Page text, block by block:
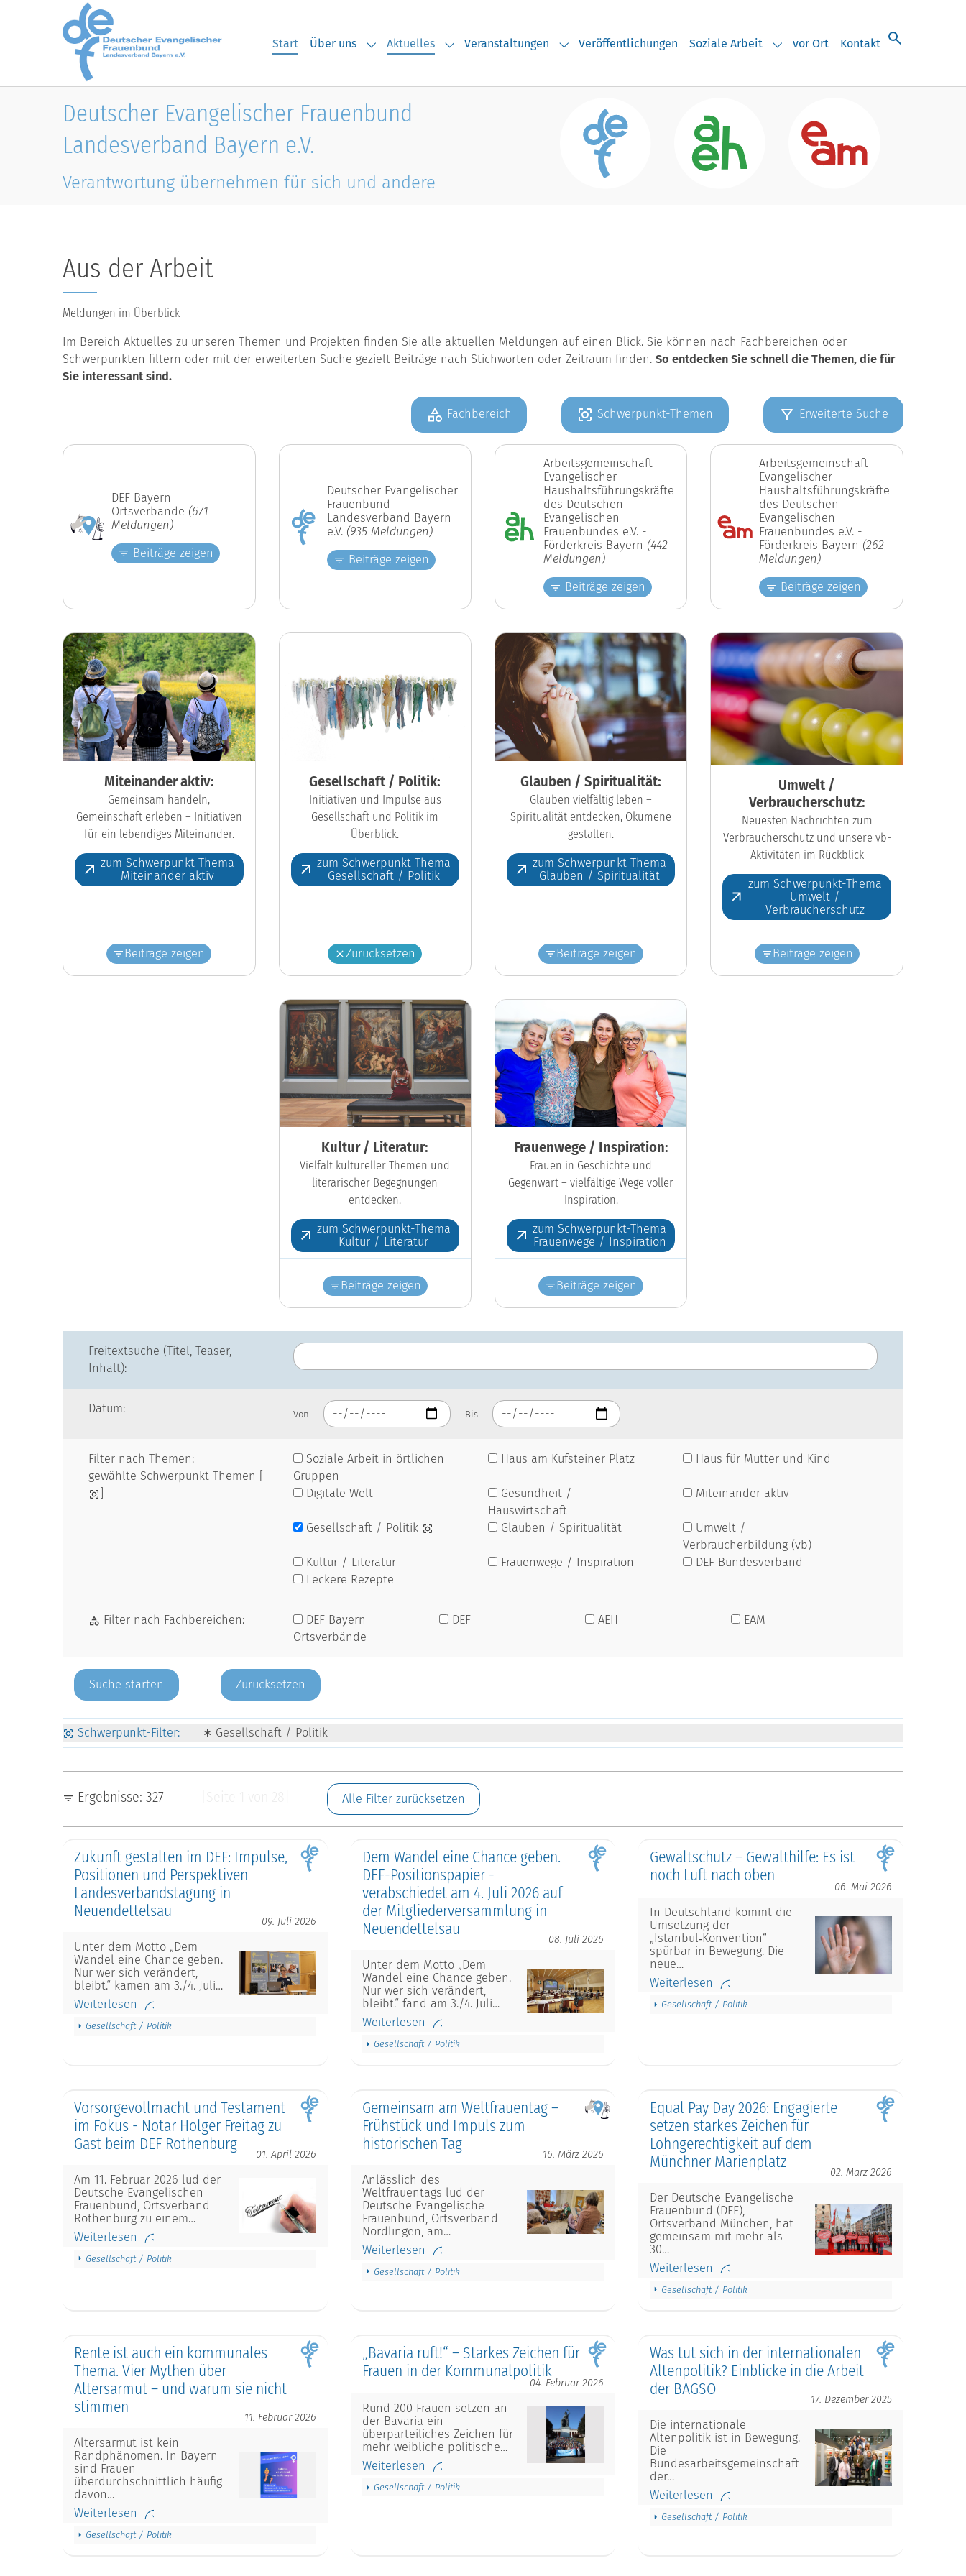
Skip to main content
Start Über uns
Submenu for "Über uns"
Aktuelles(current)
Submenu for "Aktuelles"
Veranstaltungen
Submenu for "Veranstaltungen"
Veröffentlichungen Soziale Arbeit
Submenu for "Soziale Arbeit"
vor Ort Kontakt
Deutscher Evangelischer Frauenbund
Landesverband Bayern e.V.
Verantwortung übernehmen für sich und andere
Aus der Arbeit
Meldungen im Überblick
Im Bereich Aktuelles zu unseren Themen und Projekten finden Sie alle aktuellen Meldungen auf einen Blick. Sie können nach Fachbereichen oder
Schwerpunkten filtern oder mit der erweiterten Suche gezielt Beiträge nach Stichworten oder Zeitraum finden.So entdecken Sie schnell die Themen, die für
Sie interessant sind.
Fachbereich Schwerpunkt-Themen Erweiterte Suche
DEF Bayern
Ortsverbände (671
Meldungen)
Beiträge zeigen
Deutscher Evangelischer
Frauenbund
Landesverband Bayern
e.V. (935 Meldungen)
Beiträge zeigen
Arbeitsgemeinschaft
Evangelischer
Haushaltsführungskräfte
des Deutschen
Evangelischen
Frauenbundes e.V. -
Förderkreis Bayern (442
Meldungen)
Beiträge zeigen
Arbeitsgemeinschaft
Evangelischer
Haushaltsführungskräfte
des Deutschen
Evangelischen
Frauenbundes e.V. -
Förderkreis Bayern (262
Meldungen)
Beiträge zeigen
Miteinander aktiv:
Gemeinsam handeln,
Gemeinschaft erleben – Initiativen
für ein lebendiges Miteinander.
zum Schwerpunkt-Thema
Miteinander aktiv
Beiträge zeigen
Gesellschaft / Politik:
Initiativen und Impulse aus
Gesellschaft und Politik im
Überblick.
zum Schwerpunkt-Thema
Gesellschaft / Politik
Zurücksetzen
Glauben / Spiritualität:
Glauben vielfältig leben –
Spiritualität entdecken, Ökumene
gestalten.
zum Schwerpunkt-Thema
Glauben / Spiritualität
Beiträge zeigen
Umwelt /
Verbraucherschutz:
Neuesten Nachrichten zum
Verbraucherschutz und unsere vb-
Aktivitäten im Rückblick
zum Schwerpunkt-Thema
Umwelt /
Verbraucherschutz
Beiträge zeigen
Kultur / Literatur:
Vielfalt kultureller Themen und
literarischer Begegnungen
entdecken.
zum Schwerpunkt-Thema
Kultur / Literatur
Beiträge zeigen
Frauenwege / Inspiration:
Frauen in Geschichte und
Gegenwart – vielfältige Wege voller
Inspiration.
zum Schwerpunkt-Thema
Frauenwege / Inspiration
Beiträge zeigen
Freitextsuche (Titel, Teaser,
Inhalt):
Datum: Von Bis
Filter nach Themen:
gewählte Schwerpunkt-Themen [
Soziale Arbeit in örtlichen
Gruppen
Haus am Kufsteiner Platz Haus für Mutter und Kind
Digitale Welt
Gesundheit /
Hauswirtschaft
Miteinander aktiv
Gesellschaft / Politik Glauben / Spiritualität
Umwelt /
Verbraucherbildung (vb)
Kultur / Literatur
Frauenwege / Inspiration
DEF Bundesverband
Leckere Rezepte
Filter nach Fachbereichen:
DEF Bayern
Ortsverbände
DEF AEH EAM
Zurücksetzen
Schwerpunkt-Filter: ∗ Gesellschaft / Politik
Ergebnisse: 327 Alle Filter zurücksetzen
Zukunft gestalten im DEF: Impulse,
Positionen und Perspektiven
Landesverbandstagung in
Neuendettelsau
09. Juli 2026
Unter dem Motto „Dem
Wandel eine Chance geben.
Nur wer sich verändert,
bleibt.“ kamen am 3./4. Juli…
Weiterlesen
Gesellschaft / Politik
Dem Wandel eine Chance geben.
DEF-Positionspapier -
verabschiedet am 4. Juli 2026 auf
der Mitgliederversammlung in
Neuendettelsau
08. Juli 2026
Unter dem Motto „Dem
Wandel eine Chance geben.
Nur wer sich verändert,
bleibt.“ fand am 3./4. Juli…
Weiterlesen
Gesellschaft / Politik
Gewaltschutz – Gewalthilfe: Es ist
noch Luft nach oben
06. Mai 2026
In Deutschland kommt die
Umsetzung der
„Istanbul‑Konvention“
spürbar in Bewegung. Die
neue…
Weiterlesen
Gesellschaft / Politik
Vorsorgevollmacht und Testament
im Fokus - Notar Holger Freitag zu
Gast beim DEF Rothenburg
01. April 2026
Am 11. Februar 2026 lud der
Deutsche Evangelischen
Frauenbund, Ortsverband
Rothenburg zu einem…
Weiterlesen
Gesellschaft / Politik
Gemeinsam am Weltfrauentag –
Frühstück und Impuls zum
historischen Tag
16. März 2026
Anlässlich des
Weltfrauentags lud der
Deutsche Evangelische
Frauenbund, Ortsverband
Nördlingen, am…
Weiterlesen
Gesellschaft / Politik
Equal Pay Day 2026: Engagierte
setzen starkes Zeichen für
Lohngerechtigkeit auf dem
Münchner Marienplatz
02. März 2026
Der Deutsche Evangelische
Frauenbund (DEF),
Ortsverband München, hat
gemeinsam mit mehr als
30…
Weiterlesen
Gesellschaft / Politik
Rente ist auch ein kommunales
Thema. Vier Mythen über
Altersarmut – und warum sie nicht
stimmen
11. Februar 2026
Altersarmut ist kein
Randphänomen. In Bayern
sind Frauen
überdurchschnittlich häufig
davon…
Weiterlesen
Gesellschaft / Politik
„Bavaria ruft!“ – Starkes Zeichen für
Frauen in der Kommunalpolitik
04. Februar 2026
Rund 200 Frauen setzen an
der Bavaria ein
überparteiliches Zeichen für
mehr weibliche politische…
Weiterlesen
Gesellschaft / Politik
Was tut sich in der internationalen
Altenpolitik? Einblicke in die Arbeit
der BAGSO
17. Dezember 2025
Die internationale
Altenpolitik ist in Bewegung.
Die
Bundesarbeitsgemeinschaft
der…
Weiterlesen
Gesellschaft / Politik